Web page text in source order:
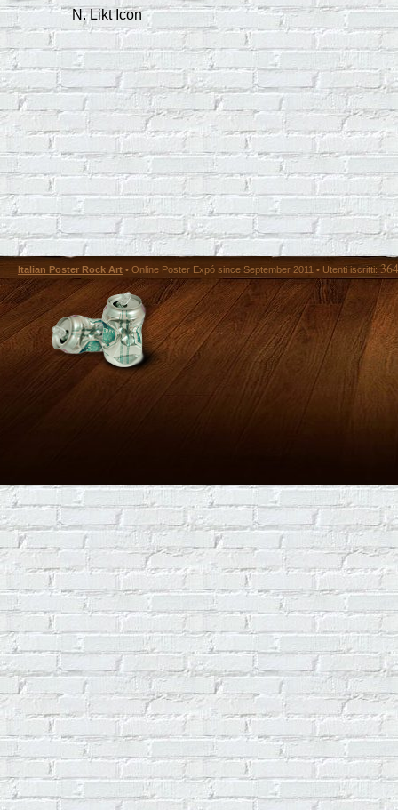
N. Likt Icon
Italian Poster Rock Art • Online Poster Expó since September 2011 • Utenti iscritti: 364